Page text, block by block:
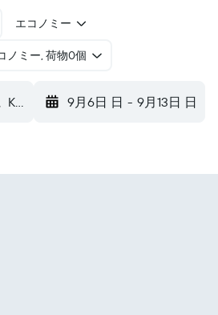
エコノミー
ノミー, 荷物0個
Kangirsuk カンジルスク空港 (YKG) 9月6日 日 - 9月13日 日